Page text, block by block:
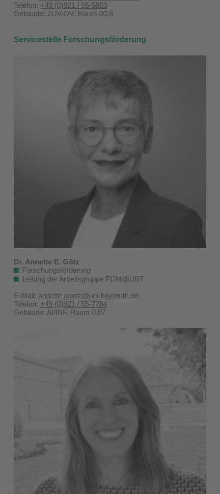
Telefon: +49 (0)921 / 55-5853
Gebaude: ZUV-DV, Raum 00.8
Servicestelle Forschungsförderung
Dr. Annette E. Götz
Forschungsförderung
Leitung der Arbeitsgruppe FDM@UBT
E-Mail: annette.goetz@uni-bayreuth.de
Telefon: +49 (0)921 / 55-7784
Gebäude: AI/INF, Raum 0.07